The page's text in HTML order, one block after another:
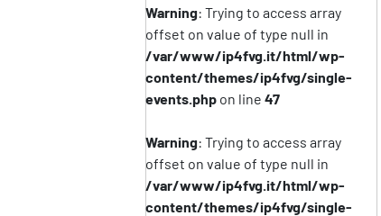
Warning: Trying to access array
offset on value of type null in
/var/www/ip4fvg.it/html/wp-
content/themes/ip4fvg/single-
events.php on line47
Warning: Trying to access array
offset on value of type null in
/var/www/ip4fvg.it/html/wp-
content/themes/ip4fvg/single-